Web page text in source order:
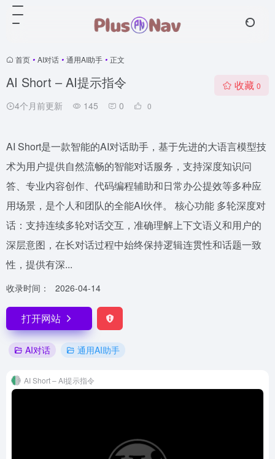
首页 • AI对话 • 通用AI助手 • 正文
AI Short – AI提示指令
4个月前更新 145 0 0
收藏 0
AI Short是一款智能的AI对话助手，基于先进的大语言模型技
术为用户提供自然流畅的智能对话服务，支持深度知识问
答、专业内容创作、代码编程辅助和日常办公提效等多种应
用场景，是个人和团队的全能AI伙伴。 核心功能 多轮深度对
话：支持连续多轮对话交互，准确理解上下文语义和用户的
深层意图，在长对话过程中始终保持逻辑连贯性和话题一致
性，提供有深...
收录时间： 2026-04-14
打开网站
AI对话 通用AI助手
AI Short – AI提示指令